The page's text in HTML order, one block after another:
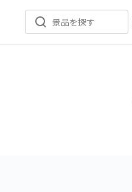
景品を探す